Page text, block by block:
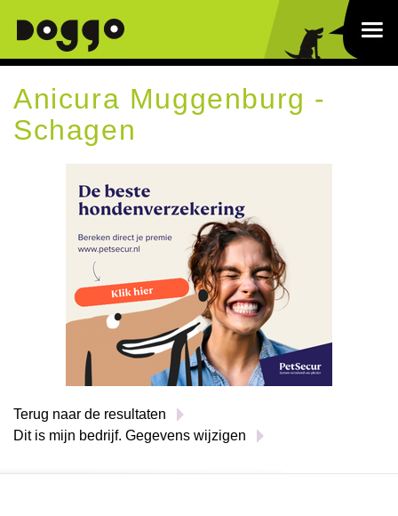
Anicura Muggenburg -
Schagen
Terug naar de resultaten
Dit is mijn bedrijf. Gegevens wijzigen